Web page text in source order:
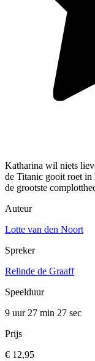
Katharina wil niets
de Titanic gooit roet in
de grootste
Auteur
Lotte van den Noort
Spreker
Relinde de Graaff
Speelduur
9 uur 27 min 27 sec
Prijs
€ 12,95